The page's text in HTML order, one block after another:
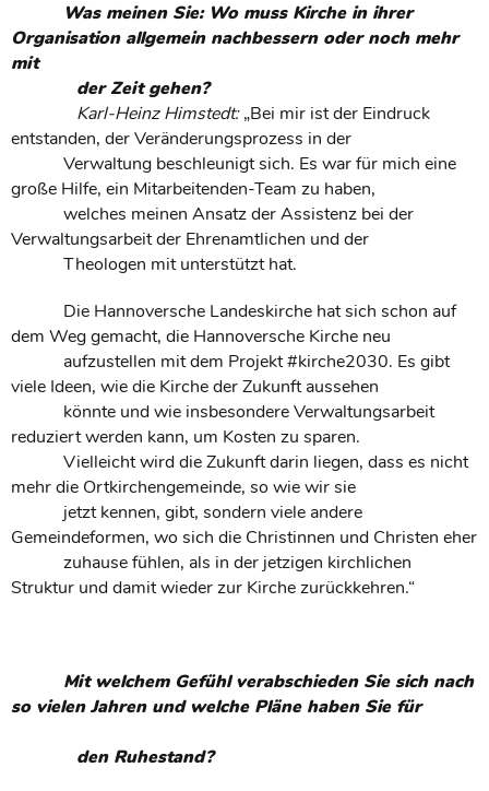
Was meinen Sie: Wo muss Kirche in ihrer
Organisation allgemein nachbessern oder noch mehr
mit
der Zeit gehen?
Karl-Heinz Himstedt:„Bei mir ist der Eindruck
entstanden, der Veränderungsprozess in der
Verwaltung beschleunigt sich. Es war für mich eine
große Hilfe, ein Mitarbeitenden-Team zu haben,
welches meinen Ansatz der Assistenz bei der
Verwaltungsarbeit der Ehrenamtlichen und der
Theologen mit unterstützt hat.
Die Hannoversche Landeskirche hat sich schon auf
dem Weg gemacht, die Hannoversche Kirche neu
aufzustellen mit dem Projekt #kirche2030. Es gibt
viele Ideen, wie die Kirche der Zukunft aussehen
könnte und wie insbesondere Verwaltungsarbeit
reduziert werden kann, um Kosten zu sparen.
Vielleicht wird die Zukunft darin liegen, dass es nicht
mehr die Ortkirchengemeinde, so wie wir sie
jetzt kennen, gibt, sondern viele andere
Gemeindeformen, wo sich die Christinnen und Christen eher
zuhause fühlen, als in der jetzigen kirchlichen
Struktur und damit wieder zur Kirche zurückkehren.“
Mit welchem Gefühl verabschieden Sie sich nach
so vielen Jahren und welche Pläne haben Sie für
den Ruhestand?